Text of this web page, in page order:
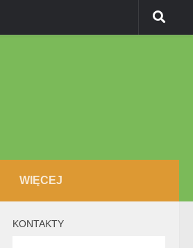
WIĘCEJ
KONTAKTY